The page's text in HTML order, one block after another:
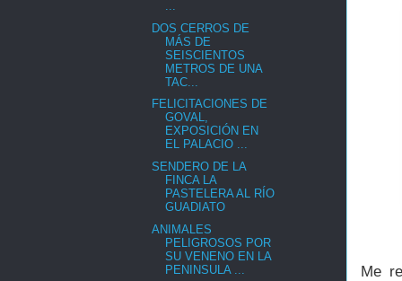
Me
DOS CERROS DE
MÁS DE
SEISCIENTOS
METROS DE UNA
TAC...
FELICITACIONES DE
GOVAL,
EXPOSICIÓN EN
EL PALACIO ...
SENDERO DE LA
FINCA LA
PASTELERA AL RÍO
GUADIATO
ANIMALES
PELIGROSOS POR
SU VENENO EN LA
PENINSULA ...